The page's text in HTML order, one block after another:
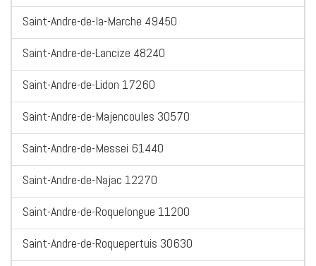
Saint-Andre-de-la-Marche 49450
Saint-Andre-de-Lancize 48240
Saint-Andre-de-Lidon 17260
Saint-Andre-de-Majencoules 30570
Saint-Andre-de-Messei 61440
Saint-Andre-de-Najac 12270
Saint-Andre-de-Roquelongue 11200
Saint-Andre-de-Roquepertuis 30630